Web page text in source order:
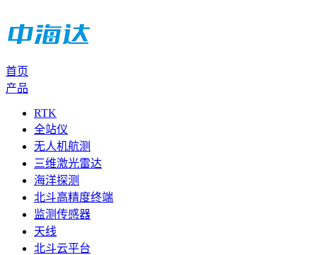
首页
产品
RTK
全站仪
无人机航测
三维激光雷达
海洋探测
北斗高精度终端
监测传感器
天线
北斗云平台